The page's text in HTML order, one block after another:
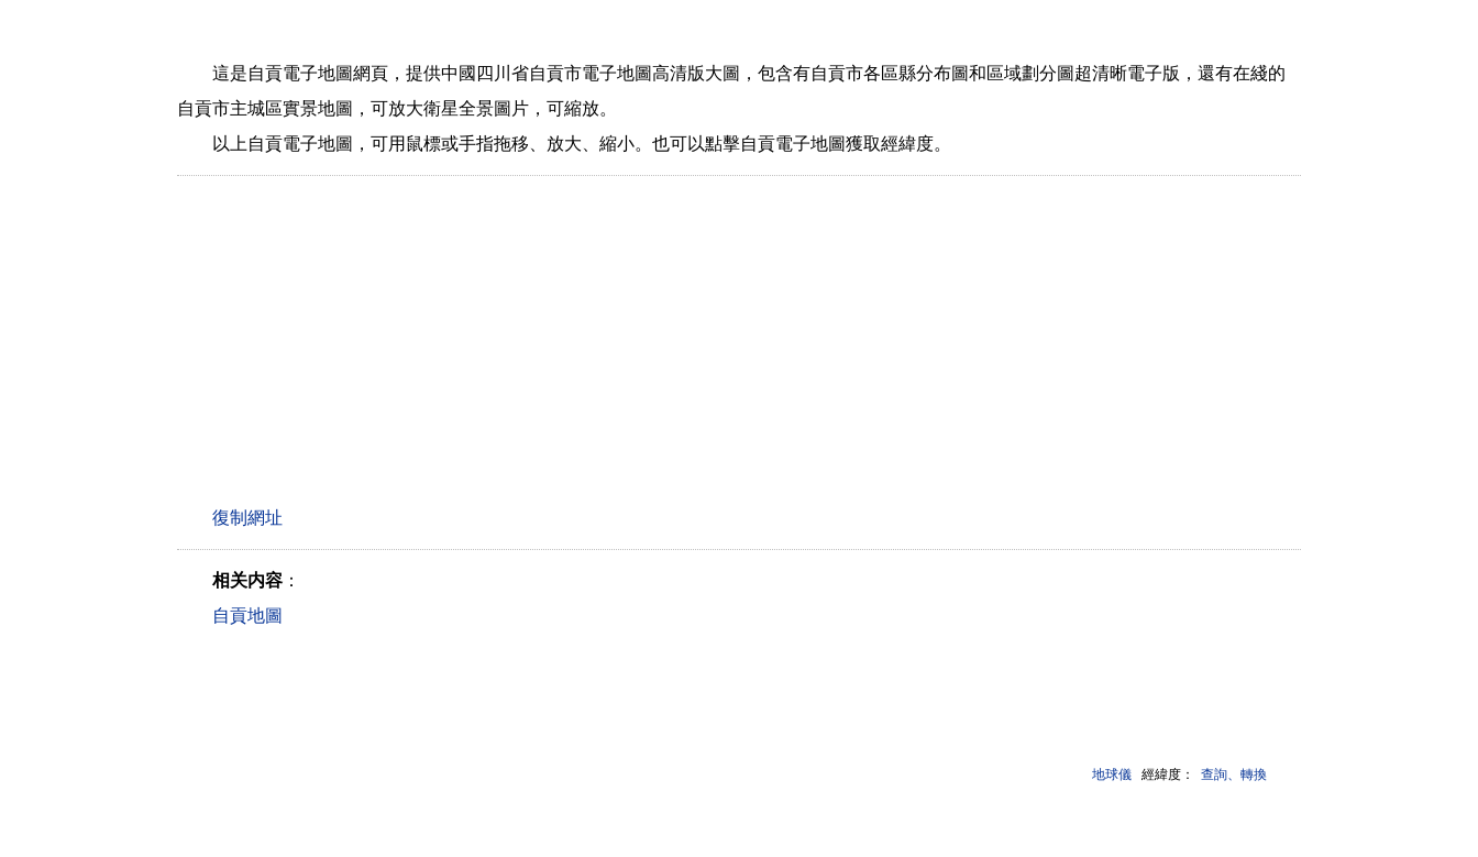
地球儀 經緯度： 查詢、轉換
這是自貢電子地圖網頁，提供中國四川省自貢市電子地圖高清版大圖，包含有自貢市各區縣分布圖和區域劃分圖超清晰電子版，還有在綫的
自貢市主城區實景地圖，可放大衛星全景圖片，可縮放。
以上自貢電子地圖，可用鼠標或手指拖移、放大、縮小。也可以點擊自貢電子地圖獲取經緯度。
相关内容 ：
自貢地圖